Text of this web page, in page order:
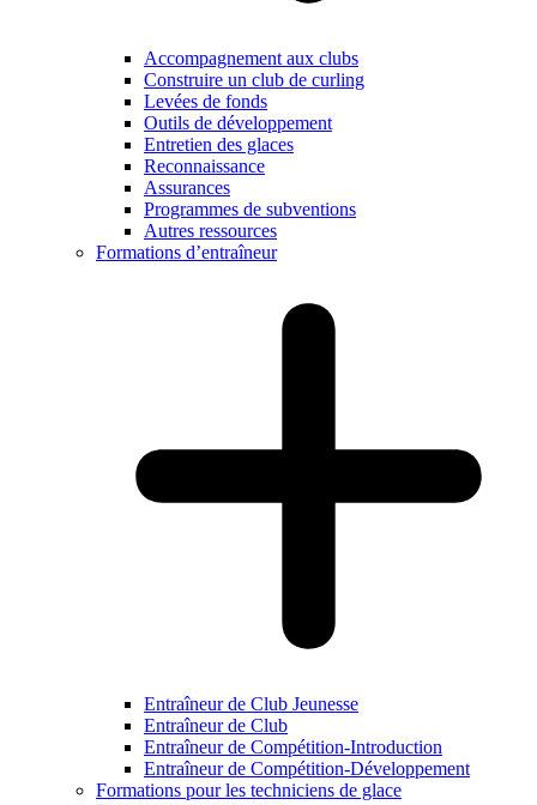
Accompagnement aux clubs
Construire un club de curling
Levées de fonds
Outils de développement
Entretien des glaces
Reconnaissance
Assurances
Programmes de subventions
Autres ressources
Formations d’entraîneur
Entraîneur de Club Jeunesse
Entraîneur de Club
Entraîneur de Compétition-Introduction
Entraîneur de Compétition-Développement
Formations pour les techniciens de glace